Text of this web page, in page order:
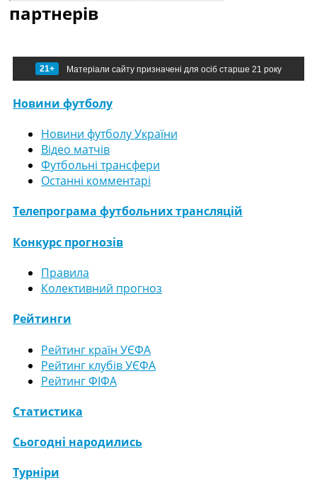
партнерів
21+ Матеріали сайту призначені для осіб старше 21 року
Новини футболу
Новини футболу України
Відео матчів
Футбольні трансфери
Останні комментарі
Телепрограма футбольних трансляцій
Конкурс прогнозів
Правила
Колективний прогноз
Рейтинги
Рейтинг країн УЄФА
Рейтинг клубів УЄФА
Рейтинг ФІФА
Статистика
Сьогодні народились
Турніри